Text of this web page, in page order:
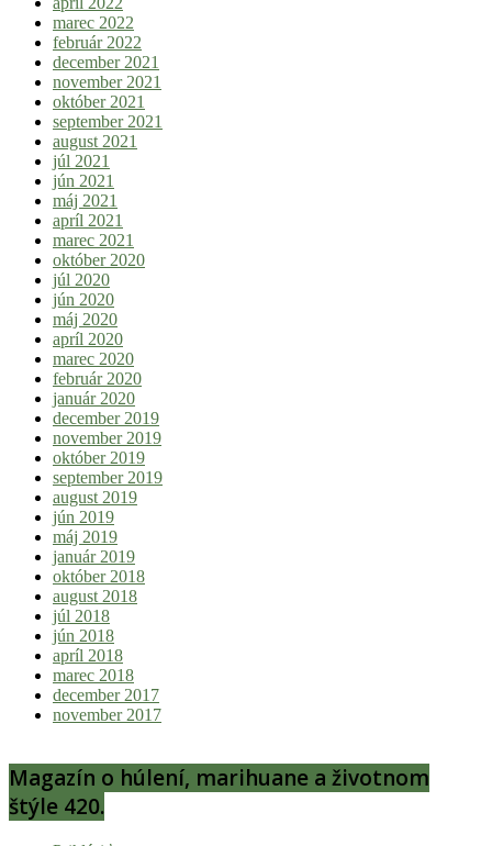
marec 2022
február 2022
december 2021
november 2021
október 2021
september 2021
august 2021
júl 2021
jún 2021
máj 2021
apríl 2021
marec 2021
október 2020
júl 2020
jún 2020
máj 2020
apríl 2020
marec 2020
február 2020
január 2020
december 2019
november 2019
október 2019
september 2019
august 2019
jún 2019
máj 2019
január 2019
október 2018
august 2018
júl 2018
jún 2018
apríl 2018
marec 2018
december 2017
november 2017
Magazín o húlení, marihuane a životnom
štýle 420.